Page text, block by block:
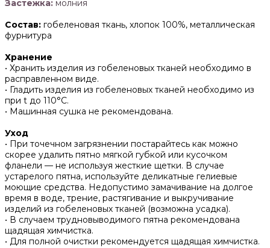
Застежка: молния
Состав: гобеленовая ткань, хлопок 100%, металлическая
фурнитура
Хранение
• Хранить изделия из гобеленовых тканей необходимо в
расправленном виде.
• ‌Гладить изделия из гобеленовых тканей необходимо из
при t до 110°С.
• ‌Машинная сушка не рекомендована.
Уход
• При точечном загрязнении постарайтесь как можно
скорее удалить пятно мягкой губкой или кусочком
фланели — не используя жесткие щетки. В случае
устарелого пятна, используйте деликатные гелиевые
моющие средства. Недопустимо замачивание на долгое
время в воде, трение, растягивание и выкручивание
изделий из гобеленовых тканей (возможна усадка).
• В случаем трудновыводимого пятна рекомендована
щадящая химчистка.
• Для полной очистки рекомендуется щадящая химчистка.